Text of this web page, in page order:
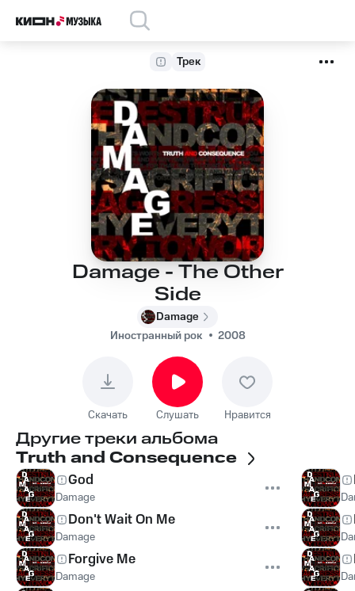
Трек
Damage - The Other
Side
Damage
Иностранный рок
2008
Скачать Слушать Нравится
Другие треки альбома
Truth and Consequence
God
Damage
Don't Wait On Me
Damage
Forgive Me
Damage